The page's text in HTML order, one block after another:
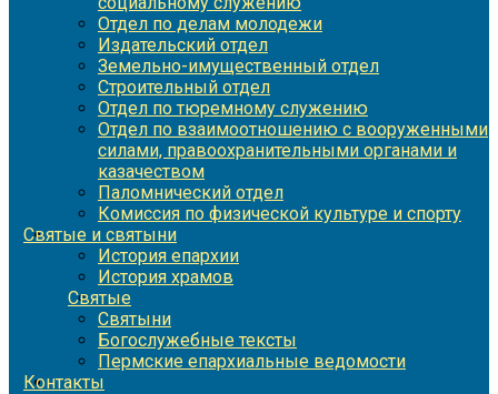
Отдел по делам молодежи
Издательский отдел
Земельно-имущественный отдел
Строительный отдел
Отдел по тюремному служению
Отдел по взаимоотношению с вооруженными
силами, правоохранительными органами и
казачеством
Паломнический отдел
Комиссия по физической культуре и спорту
Святые и святыни
История епархии
История храмов
Святые
Святыни
Богослужебные тексты
Пермские епархиальные ведомости
Контакты